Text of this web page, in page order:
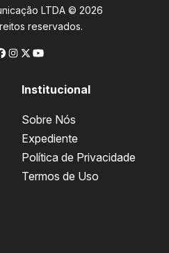
LTDA © 2026
reservados.
Institucional
Sobre Nós
Expediente
Política de Privacidade
Termos de Uso